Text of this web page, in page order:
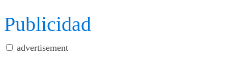
Publicidad
advertisement